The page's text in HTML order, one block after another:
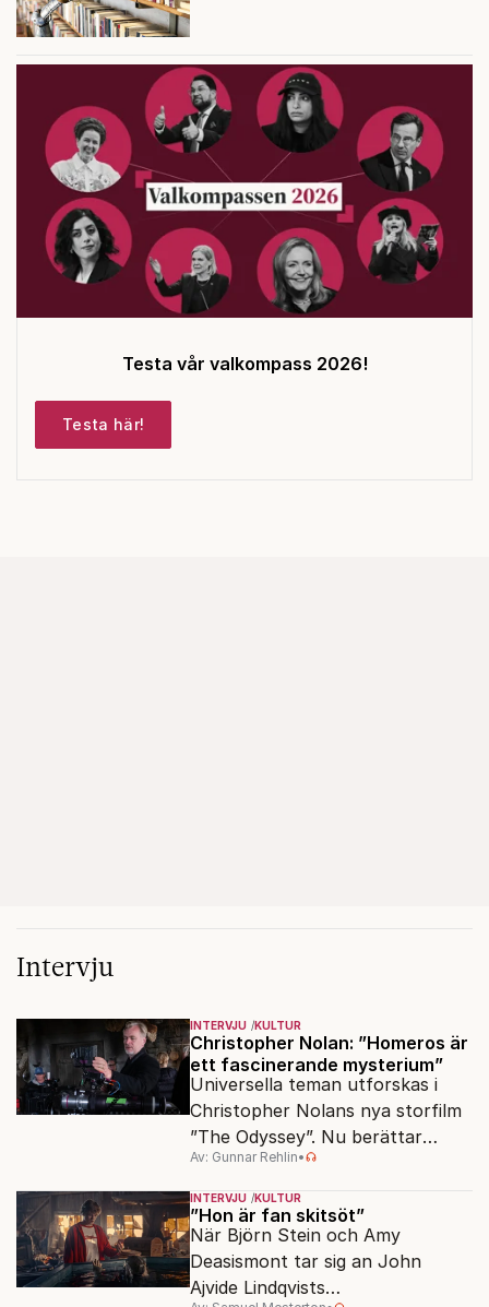
Testa vår valkompass 2026!
Testa här!
Intervju
INTERVJU KULTUR
Christopher Nolan: ”Homeros är
ett fascinerande mysterium”
Universella teman utforskas i
Christopher Nolans nya storfilm
”The Odyssey”. Nu berättar
stjärnregissören om
fascinationen för Homeros
klassiska epos.
Av: Gunnar Rehlin•
INTERVJU KULTUR
”Hon är fan skitsöt”
När Björn Stein och Amy
Deasismont tar sig an John
Ajvide Lindqvists